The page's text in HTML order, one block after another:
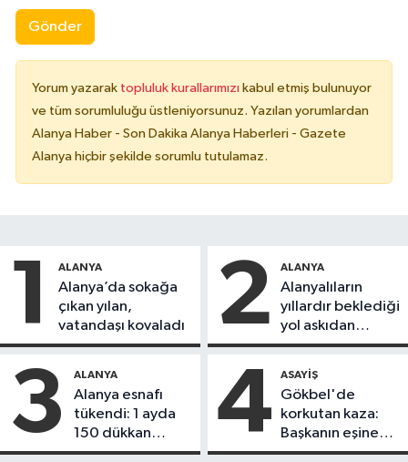
Gönder
Yorum yazarak topluluk kurallarımızı kabul etmiş bulunuyor
ve tüm sorumluluğu üstleniyorsunuz. Yazılan yorumlardan
Alanya Haber - Son Dakika Alanya Haberleri - Gazete
Alanya hiçbir şekilde sorumlu tutulamaz.
1 ALANYA
Alanya’da sokağa
çıkan yılan,
vatandaşı kovaladı
2 ALANYA
Alanyalıların
yıllardır beklediği
yol askıdan
döndü
3 ALANYA
Alanya esnafı
tükendi: 1 ayda
150 dükkan
kapandı
4 ASAYIŞ
Gökbel'de
korkutan kaza:
Başkanın eşine
motosiklet çarptı